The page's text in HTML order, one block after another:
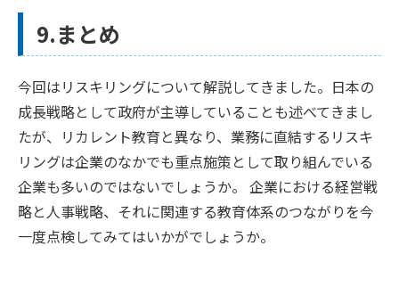
9.まとめ
今回はリスキリングについて解説してきました。日本の
成長戦略として政府が主導していることも述べてきまし
たが、リカレント教育と異なり、業務に直結するリスキ
リングは企業のなかでも重点施策として取り組んでいる
企業も多いのではないでしょうか。 企業における経営戦
略と人事戦略、それに関連する教育体系のつながりを今
一度点検してみてはいかがでしょうか。